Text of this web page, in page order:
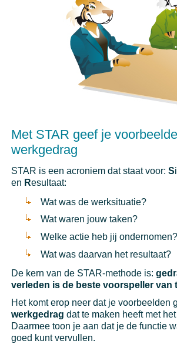
Met STAR geef je
werkgedrag
STAR is een acroniem dat staat voor:S
en Resultaat:
Wat was de werksituatie?
Wat waren jouw taken?
Welke actie heb jij ondernomen?
Wat was daarvan het resultaat?
De kern van de STAR-methode is:
verleden is de beste voorspeller van
Het komt erop neer dat je voorbeelden
werkgedrag dat te maken heeft met
Daarmee toon je aan dat je de functie
goed kunt vervullen.